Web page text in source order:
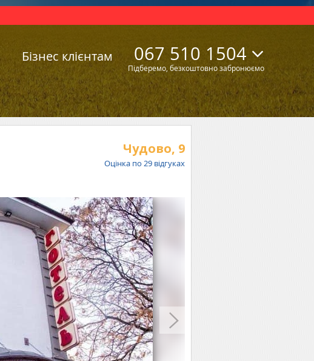
Бізнес клієнтам 067 510 1504
Підберемо, безкоштовно забронюємо
Чудово, 9
Оцінка по 29 відгуках